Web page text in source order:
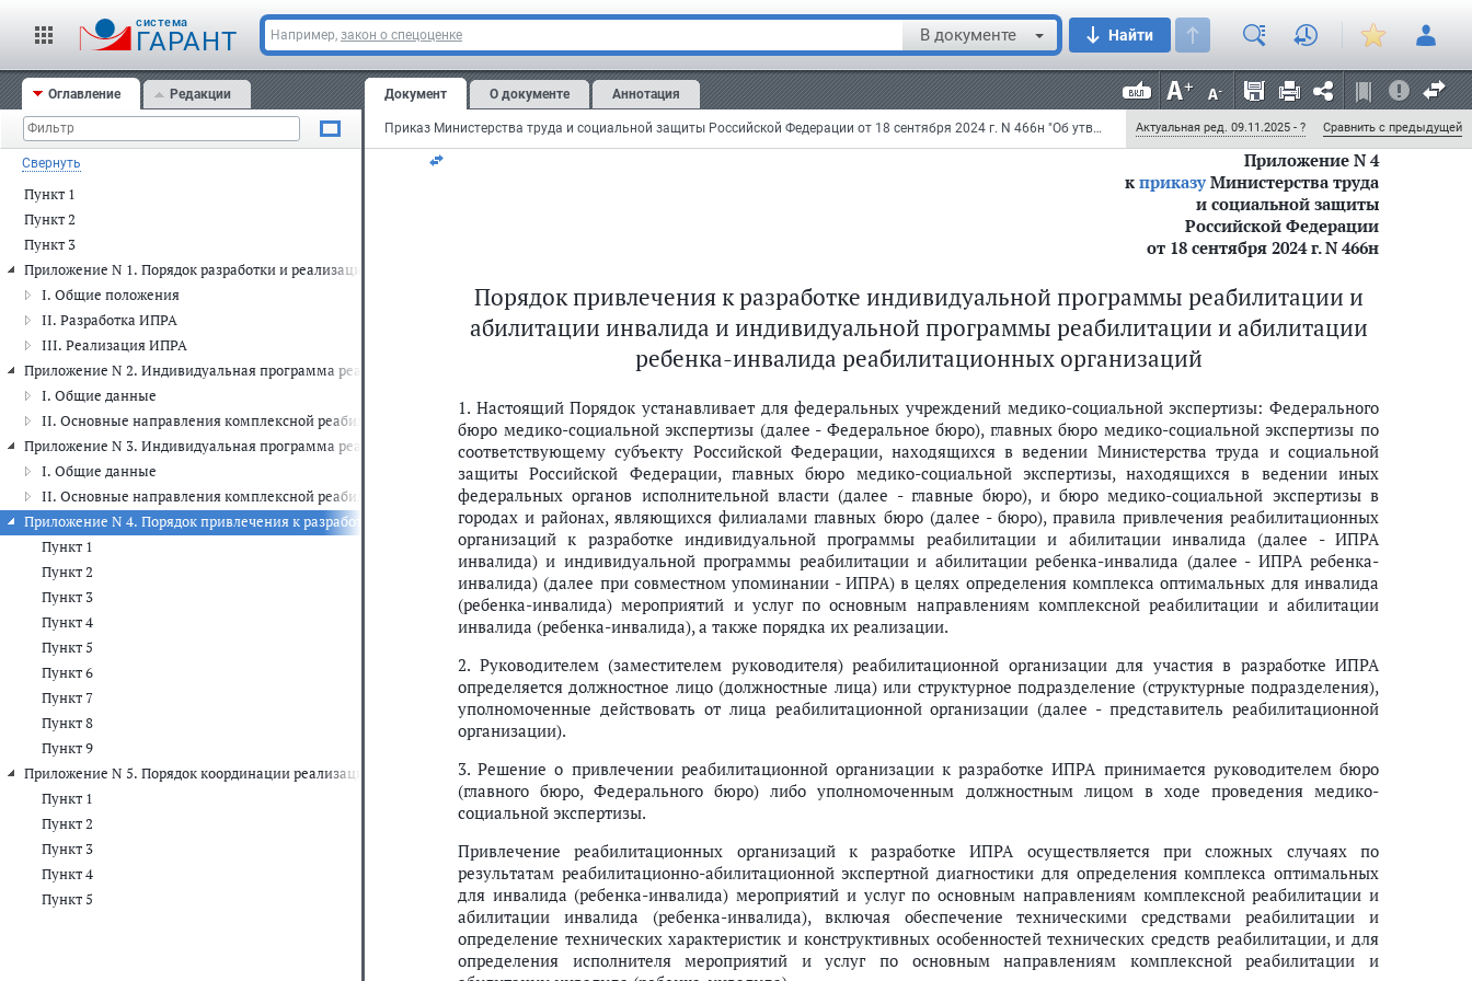
cистема
ГАРАНТ Например, закон о спецоценке В документе Найти
Оглавление Редакции
Свернуть
Пункт 1
Пункт 2
Пункт 3
Приложение N 1. Порядок разработки и реализации индивидуальной программы реабилитации и абилитации инвалида и индивидуальной программы реабилитации и абилитации ребенка-инвалида
I. Общие положения
II. Разработка ИПРА
III. Реализация ИПРА
Приложение N 2. Индивидуальная программа реабилитации и абилитации инвалида
I. Общие данные
II. Основные направления комплексной реабилитации и абилитации инвалида
Приложение N 3. Индивидуальная программа реабилитации и абилитации ребенка-инвалида
I. Общие данные
II. Основные направления комплексной реабилитации и абилитации
Приложение N 4. Порядок привлечения к разработке индивидуальной программы реабилитации и абилитации инвалида и индивидуальной программы реабилитации и абилитации ребенка-инвалида
Пункт 1
Пункт 2
Пункт 3
Пункт 4
Пункт 5
Пункт 6
Пункт 7
Пункт 8
Пункт 9
Приложение N 5. Порядок координации реализации индивидуальной программы реабилитации и абилитации инвалида и индивидуальной программы реабилитации и абилитации ребенка-инвалида, включая
Пункт 1
Пункт 2
Пункт 3
Пункт 4
Пункт 5
Документ О документе Аннотация
Приказ Министерства труда и социальной защиты Российской Федерации от 18 сентября 2024 г. N 466н "Об утверждении порядка разработки и реализации индивидуальной программы реабилитации и абилитации инвалида, индивидуальной программы реабилитации и абилитации ребенка-инвалида и их форм, а также порядка привлечения к разработке индивидуальной программы реабилитации и абилитации инвалида и индивидуальной программы реабилитации и абилитации ребенка-инвалида реабилитационных организаций и порядка координации реализации индивидуальной программы реабилитации и абилитации инвалида и индивидуальной программы реабилитации и абилитации... " (с изменениями и дополнениями) Актуальная ред. 09.11.2025 - ? Сравнить с предыдущей
защиты Российской Федерации от 26 июля 2024 г. N 374н (зарегистрирован Министерством юстиции Российской Федерации
23 августа 2024 г., регистрационный N 79273).
3Далее - TCP.
──────────────────────────────
Приложение N 4
к приказуМинистерства труда
и социальной защиты
Российской Федерации
от 18 сентября 2024 г. N 466н
Порядок привлечения к разработке индивидуальной программы реабилитации и
абилитации инвалида и индивидуальной программы реабилитации и абилитации
ребенка-инвалида реабилитационных организаций
1. Настоящий Порядок устанавливает для федеральных учреждений медико-социальной экспертизы: Федерального
бюро медико-социальной экспертизы (далее - Федеральное бюро), главных бюро медико-социальной экспертизы по
соответствующему субъекту Российской Федерации, находящихся в ведении Министерства труда и социальной
защиты Российской Федерации, главных бюро медико-социальной экспертизы, находящихся в ведении иных
федеральных органов исполнительной власти (далее - главные бюро), и бюро медико-социальной экспертизы в
городах и районах, являющихся филиалами главных бюро (далее - бюро), правила привлечения реабилитационных
организаций к разработке индивидуальной программы реабилитации и абилитации инвалида (далее - ИПРА
инвалида) и индивидуальной программы реабилитации и абилитации ребенка-инвалида (далее - ИПРА ребенка-
инвалида) (далее при совместном упоминании - ИПРА) в целях определения комплекса оптимальных для инвалида
(ребенка-инвалида) мероприятий и услуг по основным направлениям комплексной реабилитации и абилитации
инвалида (ребенка-инвалида), а также порядка их реализации.
2. Руководителем (заместителем руководителя) реабилитационной организации для участия в разработке ИПРА
определяется должностное лицо (должностные лица) или структурное подразделение (структурные подразделения),
уполномоченные действовать от лица реабилитационной организации (далее - представитель реабилитационной
организации).
3. Решение о привлечении реабилитационной организации к разработке ИПРА принимается руководителем бюро
(главного бюро, Федерального бюро) либо уполномоченным должностным лицом в ходе проведения медико-
социальной экспертизы.
Привлечение реабилитационных организаций к разработке ИПРА осуществляется при сложных случаях по
результатам реабилитационно-абилитационной экспертной диагностики для определения комплекса оптимальных
для инвалида (ребенка-инвалида) мероприятий и услуг по основным направлениям комплексной реабилитации и
абилитации инвалида (ребенка-инвалида), включая обеспечение техническими средствами реабилитации и
определение технических характеристик и конструктивных особенностей технических средств реабилитации, и для
определения исполнителя мероприятий и услуг по основным направлениям комплексной реабилитации и